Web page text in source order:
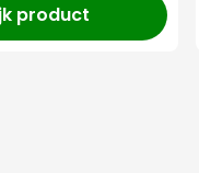
product